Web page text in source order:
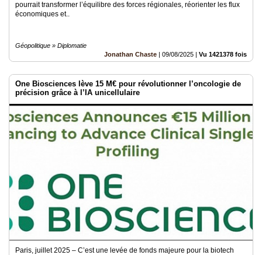
pourrait transformer l’équilibre des forces régionales, réorienter les flux
économiques et..
Géopolitique » Diplomatie
Jonathan Chaste | 09/08/2025 | Vu 1421378 fois
One Biosciences lève 15 M€ pour révolutionner l’oncologie de
précision grâce à l’IA unicellulaire
Paris, juillet 2025 – C’est une levée de fonds majeure pour la biotech